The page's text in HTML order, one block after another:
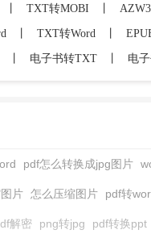
TXT转MOBI
TXT转Word
电子书转TXT 电
pdf怎么转换成jpg图片
片 怎么压缩图片 pdf转
解密 png转jpg pdf转换ppt